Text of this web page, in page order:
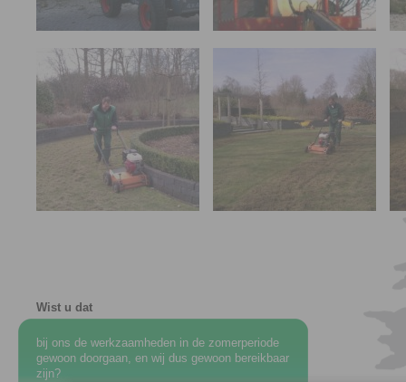
Wist u dat
bij ons de werkzaamheden in de zomerperiode
gewoon doorgaan, en wij dus gewoon bereikbaar
zijn?